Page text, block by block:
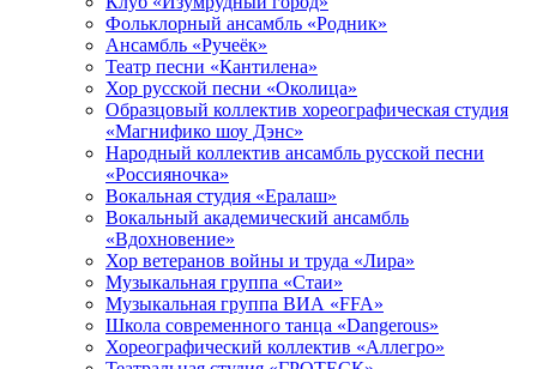
Фольклорный ансамбль «Родник»
Ансамбль «Ручеёк»
Театр песни «Кантилена»
Хор русской песни «Околица»
Образцовый коллектив хореографическая студия
«Магнифико шоу Дэнс»
Народный коллектив ансамбль русской песни
«Россияночка»
Вокальная студия «Ералаш»
Вокальный академический ансамбль
«Вдохновение»
Хор ветеранов войны и труда «Лира»
Музыкальная группа «Стаи»
Музыкальная группа ВИА «FFA»
Школа современного танца «Dangerous»
Хореографический коллектив «Аллегро»